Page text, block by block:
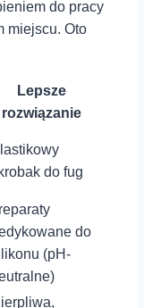
⁤do pracy
miejscu. Oto
Lepsze
rozwiązanie
do fug
do
(pH-